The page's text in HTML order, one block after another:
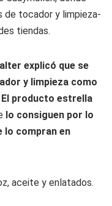
de tocador y limpieza-
tiendas.
explicó que se
y limpieza como
producto estrella
lo consiguen por lo
lo compran en
aceite y enlatados.